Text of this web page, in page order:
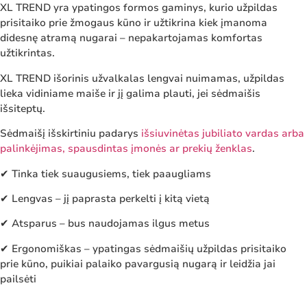
XL TREND yra ypatingos formos gaminys, kurio užpildas
prisitaiko prie žmogaus kūno ir užtikrina kiek įmanoma
didesnę atramą nugarai – nepakartojamas komfortas
užtikrintas.
XL TREND išorinis užvalkalas lengvai nuimamas, užpildas
lieka vidiniame maiše ir jį galima plauti, jei sėdmaišis
išsiteptų.
Sėdmaišį išskirtiniu padarys išsiuvinėtas jubiliato vardas arba
palinkėjimas, spausdintas įmonės ar prekių ženklas.
✔ Tinka tiek suaugusiems, tiek paaugliams
✔ Lengvas – jį paprasta perkelti į kitą vietą
✔ Atsparus – bus naudojamas ilgus metus
✔ Ergonomiškas – ypatingas sėdmaišių užpildas prisitaiko
prie kūno, puikiai palaiko pavargusią nugarą ir leidžia jai
pailsėti